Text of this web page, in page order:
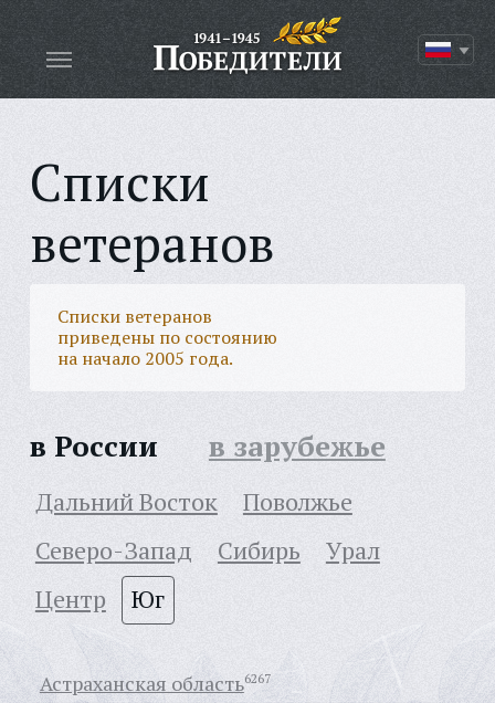
Списки
ветеранов
Списки ветеранов
приведены по состоянию
на начало 2005 года.
в России в зарубежье
Дальний Восток
Поволжье
Северо-Запад
Сибирь
Урал
Центр
Юг
Астраханская область6267